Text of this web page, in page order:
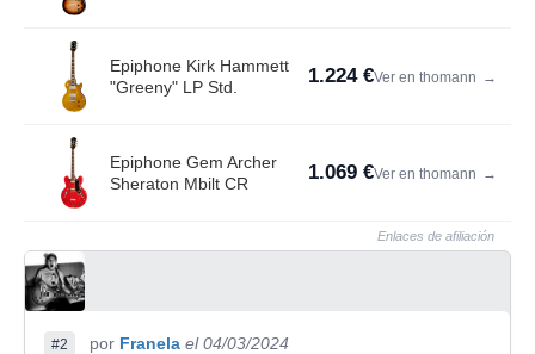
Epiphone Kirk Hammett
"Greeny" LP Std.
1.224 €Ver en thomann →
Epiphone Gem Archer
Sheraton Mbilt CR
1.069 €Ver en thomann →
Enlaces de afiliación
#2 por Franela el 04/03/2024